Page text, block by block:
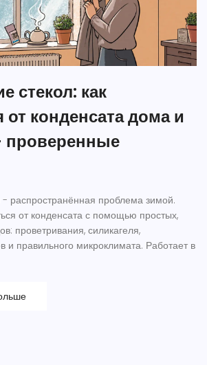
стекол: как
от конденсата дома и
- распространённая проблема зимой.
от конденсата с помощью простых,
проветривания, силикагеля,
и правильного микроклимата. Работает в